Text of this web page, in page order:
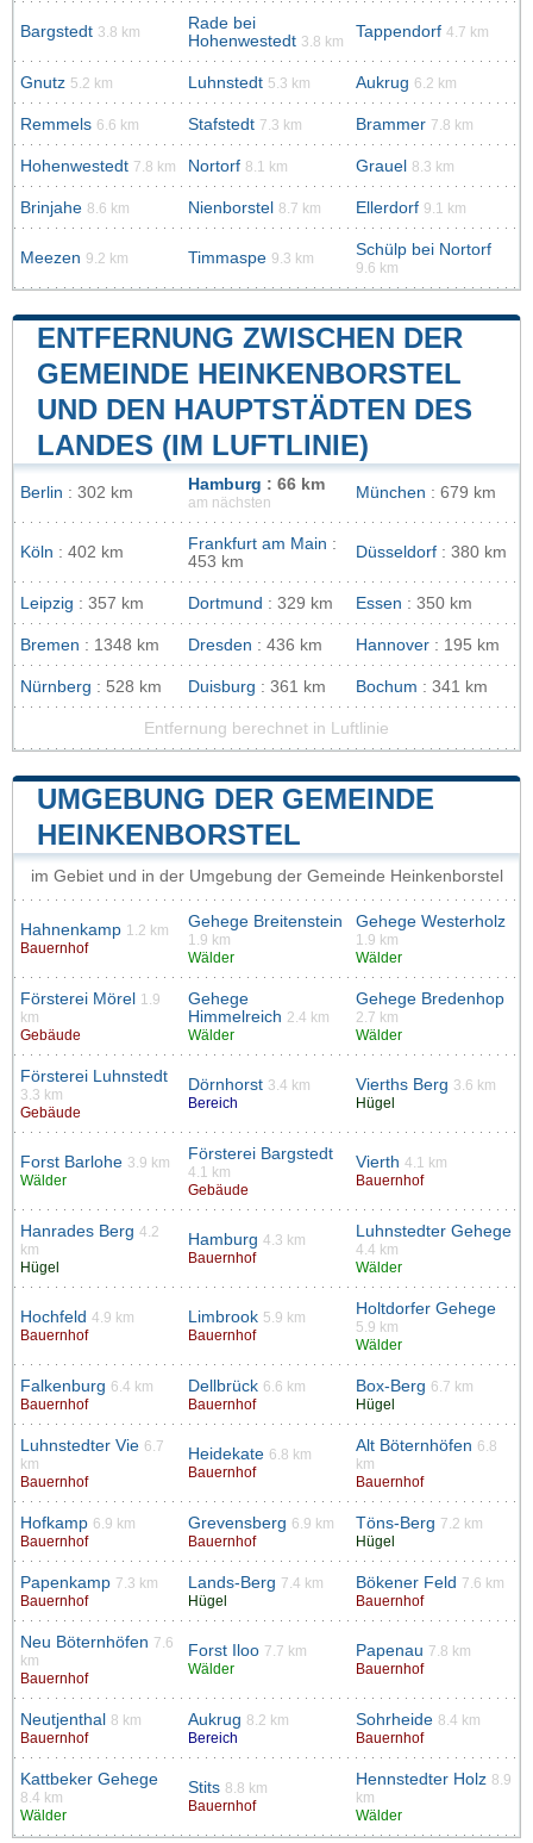
Bargstedt 3.8 km
Rade bei
Hohenwestedt 3.8 km
Tappendorf 4.7 km
Gnutz 5.2 km Luhnstedt 5.3 km Aukrug 6.2 km
Remmels 6.6 km Stafstedt 7.3 km Brammer 7.8 km
Hohenwestedt 7.8 km Nortorf 8.1 km Grauel 8.3 km
Brinjahe 8.6 km Nienborstel 8.7 km Ellerdorf 9.1 km
Meezen 9.2 km Timmaspe 9.3 km Schülp bei Nortorf
9.6 km
ENTFERNUNG ZWISCHEN DER
GEMEINDE HEINKENBORSTEL
UND DEN HAUPTSTÄDTEN DES
LANDES (IM LUFTLINIE)
Berlin : 302 km Hamburg : 66 km
am nächsten
München : 679 km
Köln : 402 km Frankfurt am Main :
453 km
Düsseldorf : 380 km
Leipzig : 357 km Dortmund : 329 km Essen : 350 km
Bremen : 1348 km Dresden : 436 km Hannover : 195 km
Nürnberg : 528 km Duisburg : 361 km Bochum : 341 km
Entfernung berechnet in Luftlinie
UMGEBUNG DER GEMEINDE
HEINKENBORSTEL
im Gebiet und in der Umgebung der Gemeinde Heinkenborstel
Hahnenkamp 1.2 km
Bauernhof
Gehege Breitenstein
1.9 km
Wälder
Gehege Westerholz
1.9 km
Wälder
Försterei Mörel
1.9
km
Gebäude
Gehege
Himmelreich 2.4 km
Wälder
Gehege Bredenhop
2.7 km
Wälder
Försterei Luhnstedt
3.3 km
Gebäude
Dörnhorst 3.4 km
Bereich
Vierths Berg 3.6 km
Hügel
Forst Barlohe 3.9 km
Wälder
Försterei Bargstedt
4.1 km
Gebäude
Vierth 4.1 km
Bauernhof
Hanrades Berg 4.2
km
Hügel
Hamburg 4.3 km
Bauernhof
Luhnstedter Gehege
4.4 km
Wälder
Hochfeld 4.9 km
Bauernhof
Limbrook 5.9 km
Bauernhof
Holtdorfer Gehege
5.9 km
Wälder
Falkenburg 6.4 km
Bauernhof
Dellbrück 6.6 km
Bauernhof
Box-Berg 6.7 km
Hügel
Luhnstedter Vie 6.7
km
Bauernhof
Heidekate 6.8 km
Bauernhof
Alt Böternhöfen 6.8
km
Bauernhof
Hofkamp 6.9 km
Bauernhof
Grevensberg 6.9 km
Bauernhof
Töns-Berg 7.2 km
Hügel
Papenkamp 7.3 km
Bauernhof
Lands-Berg 7.4 km
Hügel
Bökener Feld 7.6 km
Bauernhof
Neu Böternhöfen 7.6
km
Bauernhof
Forst Iloo 7.7 km
Wälder
Papenau 7.8 km
Bauernhof
Neutjenthal
8 km
Bauernhof
Aukrug 8.2 km
Bereich
Sohrheide 8.4 km
Bauernhof
Kattbeker Gehege
8.4 km
Wälder
Stits 8.8 km
Bauernhof
Hennstedter Holz 8.9
km
Wälder